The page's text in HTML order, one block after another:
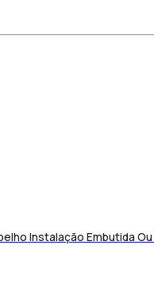
Instalação Embutida